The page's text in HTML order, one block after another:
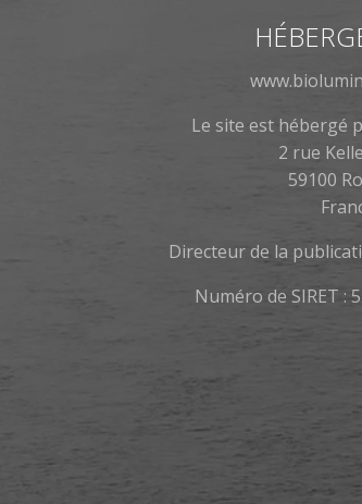
Le site est hébergé
2 rue
59100
Directeur de la
Numéro de SIRET :